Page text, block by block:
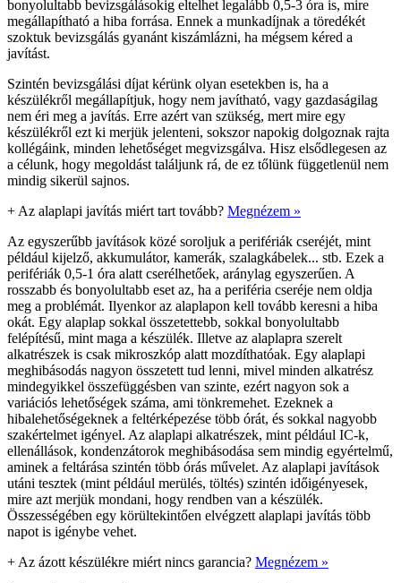
bonyolultabb bevizsgálásokig eltelhet legalább 0,5-3 óra is, mire
megállapítható a hiba forrása. Ennek a munkadíjnak a töredékét
szoktuk bevizsgálás gyanánt kiszámlázni, ha mégsem kéred a
javítást.
Szintén bevizsgálási díjat kérünk olyan esetekben is, ha a
készülékről megállapítjuk, hogy nem javítható, vagy gazdaságilag
nem éri meg a javítás. Erre azért van szükség, mert mire egy
készülékről ezt ki merjük jelenteni, sokszor napokig dolgoznak rajta
kollégáink, minden lehetőséget megvizsgálva. Hisz elsődlegesen az
a célunk, hogy megoldást találjunk rá, de ez tőlünk függetlenül nem
mindig sikerül sajnos.
+ Az alaplapi javítás miért tart tovább? Megnézem »
Az egyszerűbb javítások közé soroljuk a perifériák cseréjét, mint
például kijelző, akkumulátor, kamerák, szalagkábelek... stb. Ezek a
perifériák 0,5-1 óra alatt cserélhetőek, aránylag egyszerűen. A
rosszabb és bonyolultabb eset az, ha a periféria cseréje nem oldja
meg a problémát. Ilyenkor az alaplapon kell tovább keresni a hiba
okát. Egy alaplap sokkal összetettebb, sokkal bonyolultabb
felépítésű, mint maga a készülék. Illetve az alaplapra szerelt
alkatrészek is csak mikroszkóp alatt mozdíthatóak. Egy alaplapi
meghibásodás nagyon összetett tud lenni, mivel minden alkatrész
mindegyikkel összefüggésben van szinte, ezért nagyon sok a
variációs lehetőségek száma, ami tönkremehet. Ezeknek a
hibalehetőségeknek a feltérképezése több órát, és sokkal nagyobb
szakértelmet igényel. Az alaplapi alkatrészek, mint például IC-k,
ellenállások, kondenzátorok meghibásodása sem mindig egyértelmű,
aminek a feltárása szintén több órás művelet. Az alaplapi javítások
utáni tesztek (mint például merülés, töltés) szintén időigényesek,
mire azt merjük mondani, hogy rendben van a készülék.
Összességében egy körültekintően elvégzett alaplapi javítás több
napot is igénybe vehet.
+ Az ázott készülékre miért nincs garancia? Megnézem »